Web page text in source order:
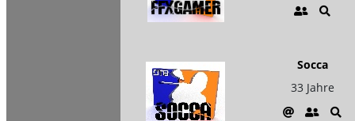
Socca
33 Jahre